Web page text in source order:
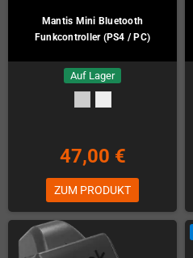
Mantis Mini Bluetooth
Funkcontroller (PS4 / PC)
Auf Lager
47,00 €
ZUM PRODUKT